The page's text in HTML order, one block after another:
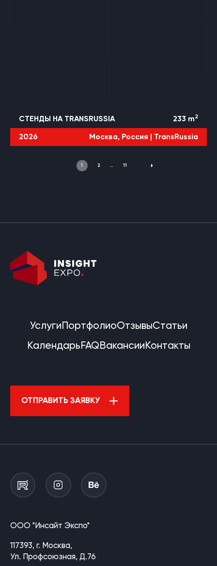
СТЕНДЫ НА TRANSRUSSIA 233 m2
2026 Москва, Россия | TransRussia
1 2 … 11
УслугиПортфолиоОтзывыСтатьи
КалендарьFAQВакансииКонтакты
ОТПРАВИТЬ ЗАЯВКУ
ООО "Инсайт Экспо"
117393, г. Москва,
Ул. Профсоюзная, Д.76